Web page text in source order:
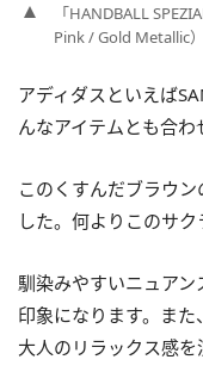
「HANDBALL
Pink / Gold Metallic）
アディダスといえば
んなアイテムとも合わ
このくすんだブラウ
した。何よりこのサク
馴染みやすいニュア
印象になります。ま
大人のリラックス感を